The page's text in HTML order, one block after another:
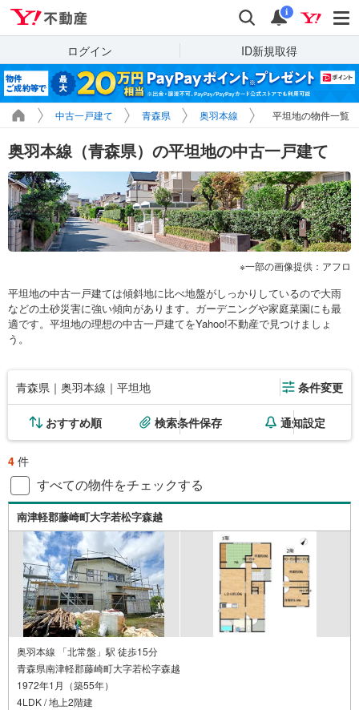
検索 通知
i
ログイン ID新規取得
中古一戸建て 青森県 奥羽本線 平坦地の物件一覧
奥羽本線（青森県）の平坦地の中古一戸建て
一部の画像提供：アフロ
平坦地の中古一戸建ては傾斜地に比べ地盤がしっかりしているので大雨
などの土砂災害に強い傾向があります。ガーデニングや家庭菜園にも最
適です。平坦地の理想の中古一戸建てをYahoo!不動産で見つけましょ
う。
青森県｜奥羽本線｜平坦地 条件変更
おすすめ順 検索条件保存 通知設定
4 件
すべての物件をチェックする
南津軽郡藤崎町大字若松字森越
奥羽本線 「北常盤」駅 徒歩15分
青森県南津軽郡藤崎町大字若松字森越
1972年1月（築55年）
4LDK / 地上2階建